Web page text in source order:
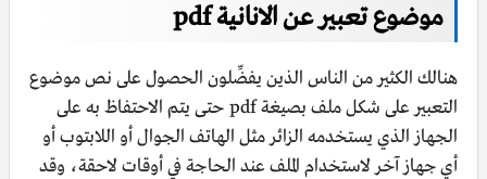
موضوع تعبير عن الانانية pdf
هنالك الكثير من الناس الذين يفضِّلون الحصول على نص موضوع
التعبير على شكل ملف بصيغة pdf حتى يتم الاحتفاظ به على
الجهاز الذي يستخدمه الزائر مثل الهاتف الجوال أو اللابتوب أو
أي جهاز آخر لاستخدام الملف عند الحاجة في أوقات لاحقة، وقد